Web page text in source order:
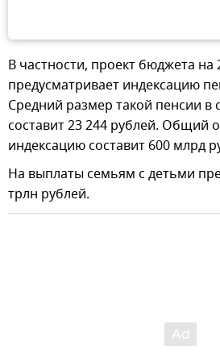
В частности, проект бюджета на
предусматривает индексацию
Средний размер такой пенсии в
составит 23 244 рублей. Общий
индексацию составит 600 млрд
На выплаты семьям с детьми
трлн рублей.